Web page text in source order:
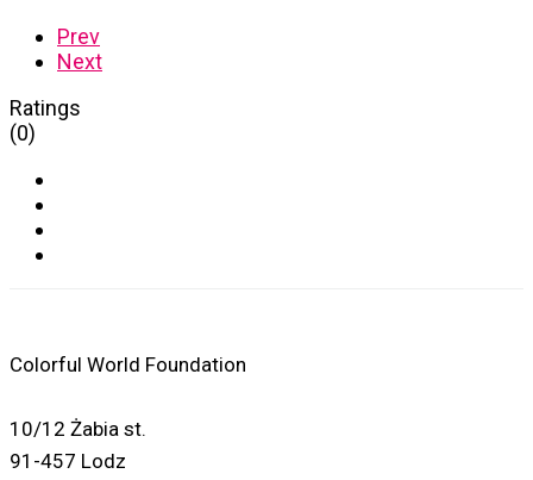
Prev
Next
Ratings
(0)
Colorful World Foundation
10/12 Żabia st.
91-457 Lodz